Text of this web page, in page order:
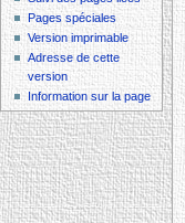
Pages spéciales
Version imprimable
Adresse de cette
version
Information sur la page